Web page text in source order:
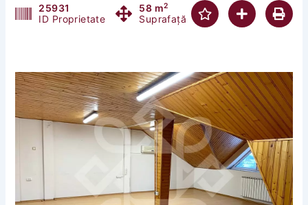
25931
ID Proprietate
58 m2
Suprafață